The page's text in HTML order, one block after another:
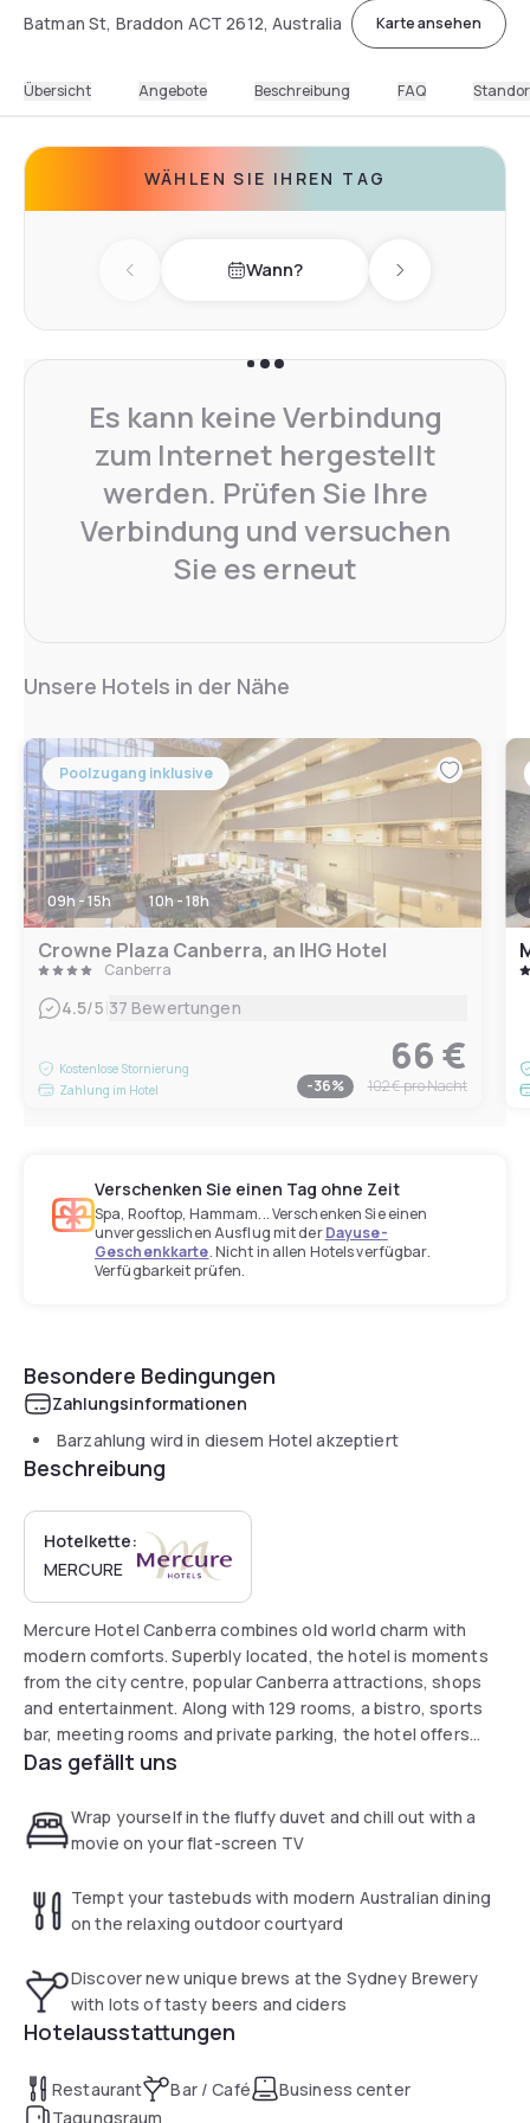
Batman St, Braddon ACT 2612, Australia Karte ansehen
Übersicht Angebote Beschreibung FAQ
WÄHLEN SIE IHREN TAG
Previous day Wann? Next day
Es kann keine Verbindung
zum Internet hergestellt
werden. Prüfen Sie Ihre
Verbindung und versuchen
Sie es erneut
Unsere Hotels in der Nähe
Poolzugang inklusive
09h - 15h 10h - 18h
Crowne Plaza Canberra, an IHG Hotel
Canberra
4.5/5 37 Bewertungen
Kostenlose Stornierung
Zahlung im Hotel
66 €
-36% 102 €pro Nacht
Verschenken Sie einen Tag ohne Zeit
Spa, Rooftop, Hammam... Verschenken Sie einen
unvergesslichen Ausflug mit derDayuse-
Geschenkkarte. Nicht in allen Hotels verfügbar.
Verfügbarkeit prüfen.
Besondere Bedingungen
Zahlungsinformationen
Barzahlung wird in diesem Hotel akzeptiert
Beschreibung
Hotelkette:
MERCURE
Mercure Hotel Canberra combines old world charm with
modern comforts. Superbly located, the hotel is moments
from the city centre, popular Canberra attractions, shops
and entertainment. Along with 129 rooms, a bistro, sports
bar, meeting rooms and private parking, the hotel offers
quality services sure to please business and leisure guests
Das gefällt uns
Wrap yourself in the fluffy duvet and chill out with a
movie on your flat-screen TV
Tempt your tastebuds with modern Australian dining
on the relaxing outdoor courtyard
Discover new unique brews at the Sydney Brewery
with lots of tasty beers and ciders
Hotelausstattungen
Restaurant Bar / Café
Business center
Tagungsraum